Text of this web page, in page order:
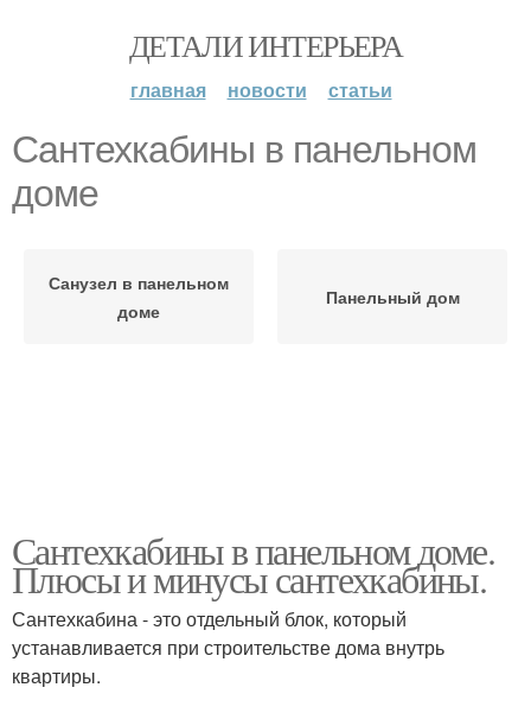
ДЕТАЛИ ИНТЕРЬЕРА
главная новости статьи
Сантехкабины в панельном
доме
Санузел в панельном
доме
Панельный дом
Сантехкабины в панельном доме.
Плюсы и минусы сантехкабины.
Сантехкабина - это отдельный блок, который
устанавливается при строительстве дома внутрь
квартиры.